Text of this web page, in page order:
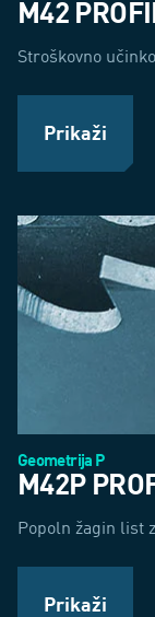
M42
Stroškovno
Prikaži
Geometrija P
M42P
Popoln žagin list
Prikaži